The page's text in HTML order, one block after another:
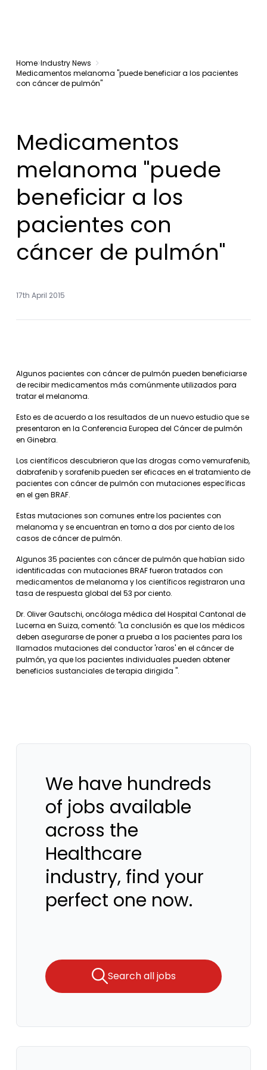
Home Industry News
Medicamentos melanoma "puede beneficiar a los pacientes
con cáncer de pulmón"
Medicamentos
melanoma "puede
beneficiar a los
pacientes con
cáncer de pulmón"
17th April 2015
Algunos pacientes con cáncer de pulmón pueden beneficiarse
de recibir medicamentos más comúnmente utilizados para
tratar el melanoma.
Esto es de acuerdo a los resultados de un nuevo estudio que se
presentaron en la Conferencia Europea del Cáncer de pulmón
en Ginebra.
Los científicos descubrieron que las drogas como vemurafenib,
dabrafenib y sorafenib pueden ser eficaces en el tratamiento de
pacientes con cáncer de pulmón con mutaciones específicas
en el gen BRAF.
Estas mutaciones son comunes entre los pacientes con
melanoma y se encuentran en torno a dos por ciento de los
casos de cáncer de pulmón.
Algunos 35 pacientes con cáncer de pulmón que habían sido
identificadas con mutaciones BRAF fueron tratados con
medicamentos de melanoma y los científicos registraron una
tasa de respuesta global del 53 por ciento.
Dr. Oliver Gautschi, oncóloga médica del Hospital Cantonal de
Lucerna en Suiza, comentó: "La conclusión es que los médicos
deben asegurarse de poner a prueba a los pacientes para los
llamados mutaciones del conductor 'raros' en el cáncer de
pulmón, ya que los pacientes individuales pueden obtener
beneficios sustanciales de terapia dirigida ".
We have hundreds
of jobs available
across the
Healthcare
industry, find your
perfect one now.
Search all jobs